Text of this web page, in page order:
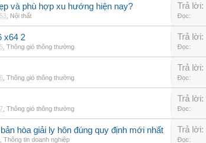
và phù hợp xu hướng hiện nay?
Nội thất
Trả lời:
Đọc:
x64 2
Thông gió thông thường
Trả lời:
Đọc:
Thông gió thông thường
Trả lời:
Đọc:
Thông gió thông thường
Trả lời:
Đọc:
hòa giải ly hôn đúng quy định mới nhất
Thông tin doanh nghiệp
Trả lời:
Đọc: